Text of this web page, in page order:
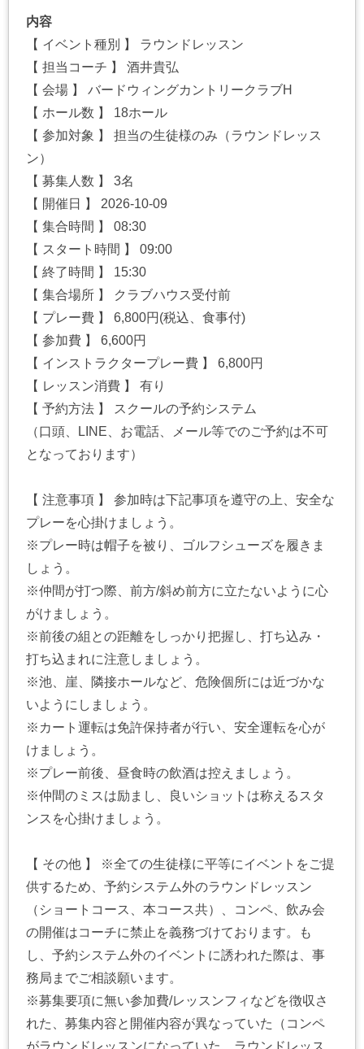
内容
【 イベント種別 】 ラウンドレッスン
【 担当コーチ 】 酒井貴弘
【 会場 】 バードウィングカントリークラブH
【 ホール数 】 18ホール
【 参加対象 】 担当の生徒様のみ（ラウンドレッス
ン）
【 募集人数 】 3名
【 開催日 】 2026-10-09
【 集合時間 】 08:30
【 スタート時間 】 09:00
【 終了時間 】 15:30
【 集合場所 】 クラブハウス受付前
【 プレー費 】 6,800円(税込、食事付)
【 参加費 】 6,600円
【 インストラクタープレー費 】 6,800円
【 レッスン消費 】 有り
【 予約方法 】 スクールの予約システム
（口頭、LINE、お電話、メール等でのご予約は不可
となっております）
【 注意事項 】 参加時は下記事項を遵守の上、安全な
プレーを心掛けましょう。
※プレー時は帽子を被り、ゴルフシューズを履きま
しょう。
※仲間が打つ際、前方/斜め前方に立たないように心
がけましょう。
※前後の組との距離をしっかり把握し、打ち込み・
打ち込まれに注意しましょう。
※池、崖、隣接ホールなど、危険個所には近づかな
いようにしましょう。
※カート運転は免許保持者が行い、安全運転を心が
けましょう。
※プレー前後、昼食時の飲酒は控えましょう。
※仲間のミスは励まし、良いショットは称えるスタ
ンスを心掛けましょう。
【 その他 】 ※全ての生徒様に平等にイベントをご提
供するため、予約システム外のラウンドレッスン
（ショートコース、本コース共）、コンペ、飲み会
の開催はコーチに禁止を義務づけております。も
し、予約システム外のイベントに誘われた際は、事
務局までご相談願います。
※募集要項に無い参加費/レッスンフィなどを徴収さ
れた、募集内容と開催内容が異なっていた（コンペ
がラウンドレッスンになっていた、ラウンドレッス